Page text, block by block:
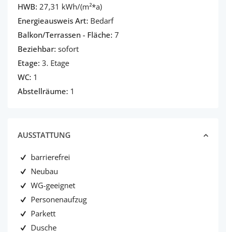
HWB: 27,31 kWh/(m²*a)
Energieausweis Art: Bedarf
Balkon/Terrassen - Fläche: 7
Beziehbar: sofort
Etage: 3. Etage
WC: 1
Abstellräume: 1
AUSSTATTUNG
barrierefrei
Neubau
WG-geeignet
Personenaufzug
Parkett
Dusche